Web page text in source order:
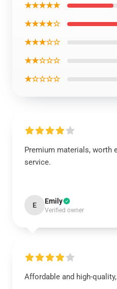
★★★★★
★★★★☆
★★★☆☆
★★☆☆☆
★☆☆☆☆
Premium materials, worth
service.
E Emily
Verified owner
Affordable and high-